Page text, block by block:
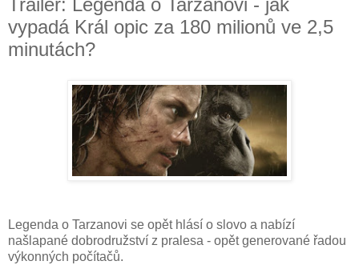
vypadá Král opic za 180 milionů ve 2,5
minutách?
Legenda o Tarzanovi se opět hlásí o slovo a nabízí
našlapané dobrodružství z pralesa - opět generované řadou
výkonných počítačů.